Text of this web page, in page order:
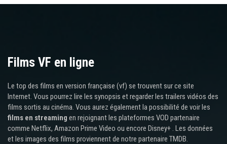
Films VF en ligne
Le top des films en version française (vf) se trouvent sur ce site
Internet. Vous pourrez lire les synopsis et regarder les trailers vidéos des
films sortis au cinéma. Vous aurez également la possibilité de voir les
films en streaming en rejoignant les plateformes VOD partenaire
comme Netflix, Amazon Prime Video ou encore Disney+ . Les données
et les images des films proviennent de notre partenaire TMDB.